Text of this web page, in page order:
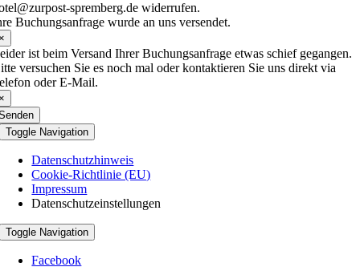
spremberg.de widerrufen.
Buchungsanfrage wurde an uns versendet.
ist beim Versand Ihrer Buchungsanfrage etwas schief gegangen.
versuchen Sie es noch mal oder kontaktieren Sie uns direkt via
oder E-Mail.
Toggle Navigation
Datenschutzhinweis
Cookie-Richtlinie (EU)
Impressum
Datenschutzeinstellungen
Toggle Navigation
Facebook